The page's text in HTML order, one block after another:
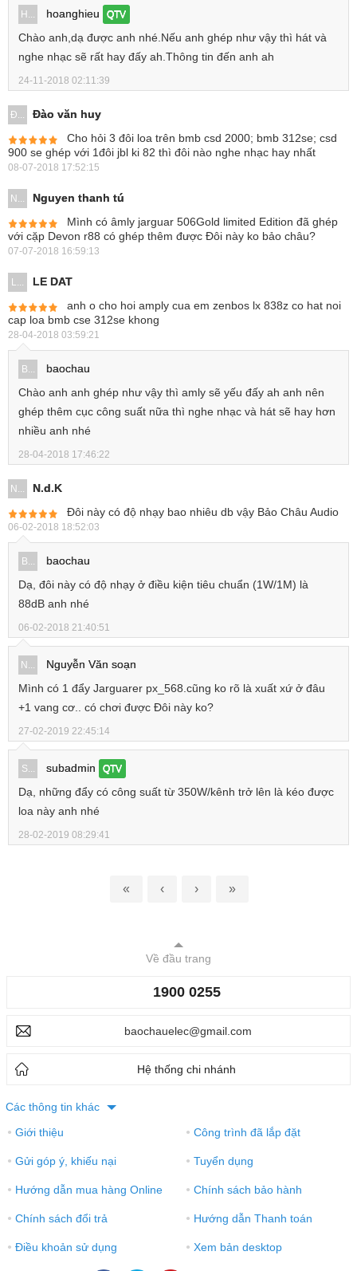
H... hoanghieu QTV
Chào anh,dạ được anh nhé.Nếu anh ghép như vậy thì hát và
nghe nhạc sẽ rất hay đấy ah.Thông tin đến anh ah
24-11-2018 02:11:39
Đ...
Đào văn huy
Cho hỏi 3 đôi loa trên bmb csd 2000; bmb 312se; csd
900 se ghép với 1đôi jbl ki 82 thì đôi nào nghe nhạc hay nhất
08-07-2018 17:52:15
N...
Nguyen thanh tú
Mình có âmly jarguar 506Gold limited Edition đã ghép
với cặp Devon r88 có ghép thêm được Đôi này ko bảo châu?
07-07-2018 16:59:13
L...
LE DAT
anh o cho hoi amply cua em zenbos lx 838z co hat noi
cap loa bmb cse 312se khong
28-04-2018 03:59:21
B...
baochau
Chào anh anh ghép như vậy thì amly sẽ yếu đấy ah anh nên
ghép thêm cục công suất nữa thì nghe nhạc và hát sẽ hay hơn
nhiều anh nhé
28-04-2018 17:46:22
N...
N.d.K
Đôi này có độ nhạy bao nhiêu db vậy Bảo Châu Audio
06-02-2018 18:52:03
B...
baochau
Dạ, đôi này có độ nhạy ở điều kiện tiêu chuẩn (1W/1M) là
88dB anh nhé
06-02-2018 21:40:51
N...
Nguyễn Văn soạn
Mình có 1 đẩy Jarguarer px_568.cũng ko rõ là xuất xứ ở đâu
+1 vang cơ.. có chơi được Đôi này ko?
27-02-2019 22:45:14
S... subadmin QTV
Dạ, những đẩy có công suất từ 350W/kênh trở lên là kéo được
loa này anh nhé
28-02-2019 08:29:41
« ‹ › »
Về đầu trang
1900 0255
baochauelec@gmail.com
Hệ thống chi nhánh
Các thông tin khác
● Giới thiệu ● Công trình đã lắp đặt
● Gửi góp ý, khiếu nại ● Tuyển dụng
● Hướng dẫn mua hàng Online ● Chính sách bảo hành
● Chính sách đổi trả ● Hướng dẫn Thanh toán
● Điều khoản sử dụng ● Xem bản desktop